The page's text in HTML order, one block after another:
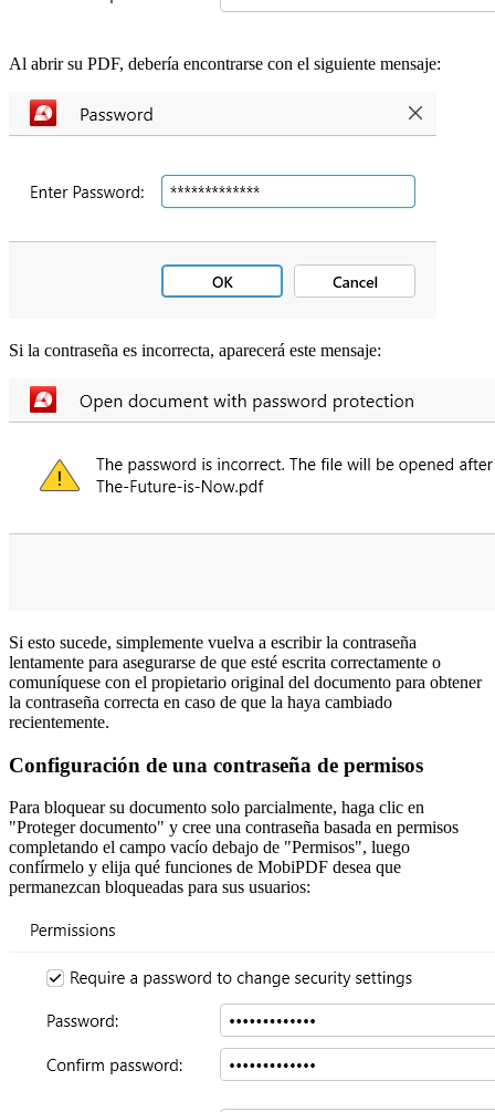
Al abrir su PDF, debería encontrarse con el siguiente mensaje:
Si la contraseña es incorrecta, aparecerá este mensaje:
Si esto sucede, simplemente vuelva a escribir la contraseña
lentamente para asegurarse de que esté escrita correctamente o
comuníquese con el propietario original del documento para obtener
la contraseña correcta en caso de que la haya cambiado
recientemente.
Configuración de una contraseña de permisos
Para bloquear su documento solo parcialmente, haga clic en
"Proteger documento" y cree una contraseña basada en permisos
completando el campo vacío debajo de "Permisos", luego
confírmelo y elija qué funciones de MobiPDF desea que
permanezcan bloqueadas para sus usuarios: